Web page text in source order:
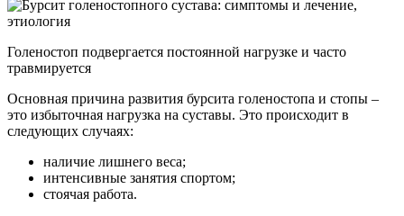
Голеностоп подвергается постоянной нагрузке и часто
травмируется
Основная причина развития бурсита голеностопа и стопы –
это избыточная нагрузка на суставы. Это происходит в
следующих случаях:
наличие лишнего веса;
интенсивные занятия спортом;
стоячая работа.